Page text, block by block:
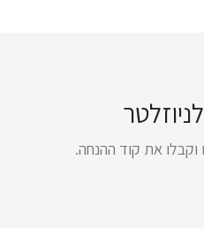
וקבלו את קוד ההנחה.